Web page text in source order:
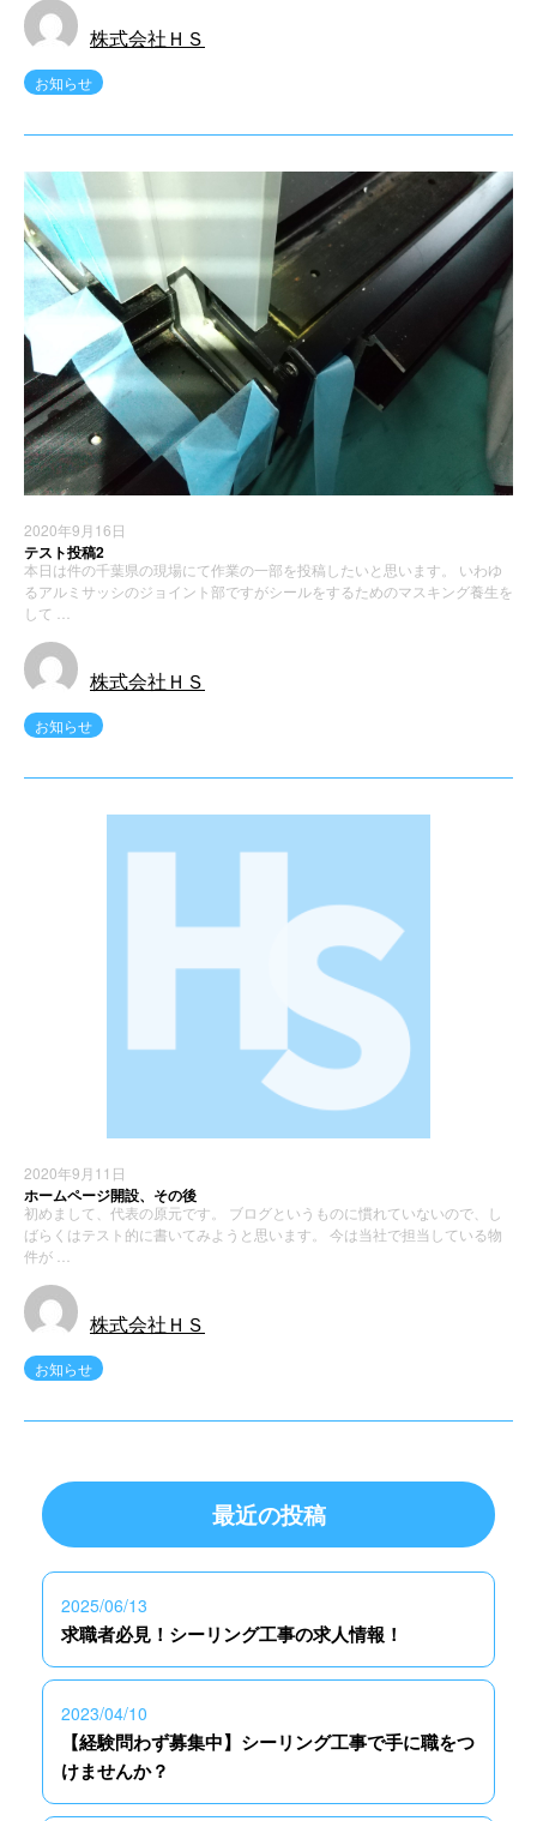
株式会社ＨＳ
お知らせ
2020年9月16日
テスト投稿2
本日は件の千葉県の現場にて作業の一部を投稿したいと思います。 いわゆ
るアルミサッシのジョイント部ですがシールをするためのマスキング養生を
して …
株式会社ＨＳ
お知らせ
2020年9月11日
ホームページ開設、その後
初めまして、代表の原元です。 ブログというものに慣れていないので、し
ばらくはテスト的に書いてみようと思います。 今は当社で担当している物
件が …
株式会社ＨＳ
お知らせ
最近の投稿
2025/06/13
求職者必見！シーリング工事の求人情報！
2023/04/10
【経験問わず募集中】シーリング工事で手に職をつ
けませんか？